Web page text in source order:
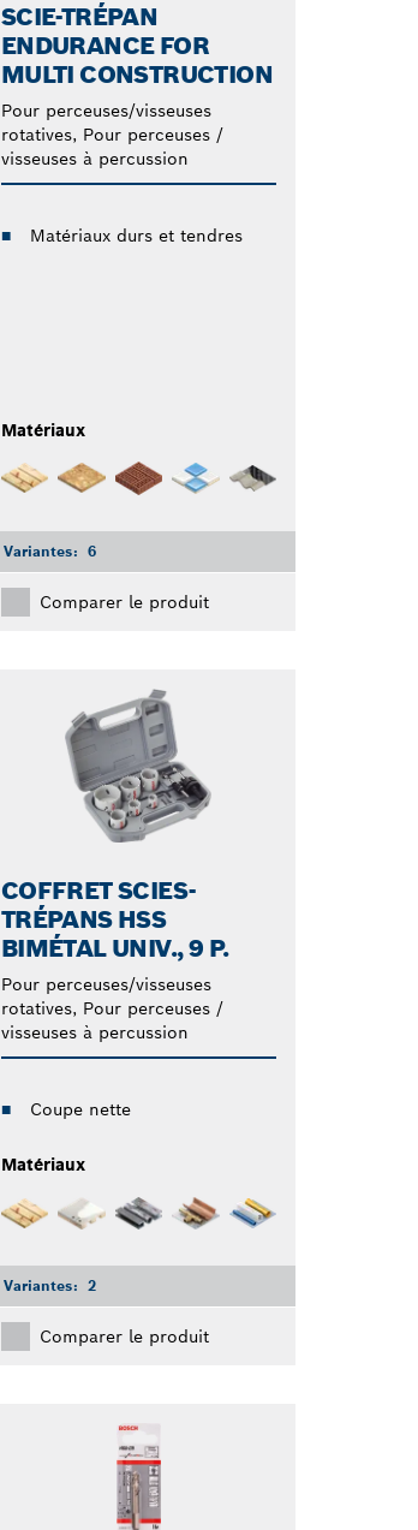
SCIE-TRÉPAN
ENDURANCE FOR
MULTI CONSTRUCTION
Pour perceuses/visseuses
rotatives, Pour perceuses /
visseuses à percussion
Matériaux durs et tendres
Matériaux
Variantes: 6
Comparer le produit
COFFRET SCIES-
TRÉPANS HSS
BIMÉTAL UNIV., 9 P.
Pour perceuses/visseuses
rotatives, Pour perceuses /
visseuses à percussion
Coupe nette
Matériaux
Variantes: 2
Comparer le produit